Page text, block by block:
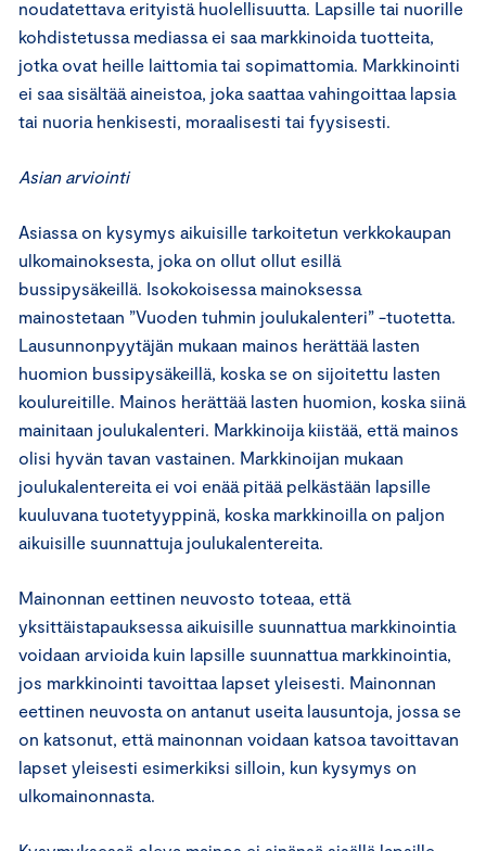
noudatettava erityistä huolellisuutta. Lapsille tai nuorille
kohdistetussa mediassa ei saa markkinoida tuotteita,
jotka ovat heille laittomia tai sopimattomia. Markkinointi
ei saa sisältää aineistoa, joka saattaa vahingoittaa lapsia
tai nuoria henkisesti, moraalisesti tai fyysisesti.
Asian arviointi
Asiassa on kysymys aikuisille tarkoitetun verkkokaupan
ulkomainoksesta, joka on ollut ollut esillä
bussipysäkeillä. Isokokoisessa mainoksessa
mainostetaan ”Vuoden tuhmin joulukalenteri” -tuotetta.
Lausunnonpyytäjän mukaan mainos herättää lasten
huomion bussipysäkeillä, koska se on sijoitettu lasten
koulureitille. Mainos herättää lasten huomion, koska siinä
mainitaan joulukalenteri. Markkinoija kiistää, että mainos
olisi hyvän tavan vastainen. Markkinoijan mukaan
joulukalentereita ei voi enää pitää pelkästään lapsille
kuuluvana tuotetyyppinä, koska markkinoilla on paljon
aikuisille suunnattuja joulukalentereita.
Mainonnan eettinen neuvosto toteaa, että
yksittäistapauksessa aikuisille suunnattua markkinointia
voidaan arvioida kuin lapsille suunnattua markkinointia,
jos markkinointi tavoittaa lapset yleisesti. Mainonnan
eettinen neuvosta on antanut useita lausuntoja, jossa se
on katsonut, että mainonnan voidaan katsoa tavoittavan
lapset yleisesti esimerkiksi silloin, kun kysymys on
ulkomainonnasta.